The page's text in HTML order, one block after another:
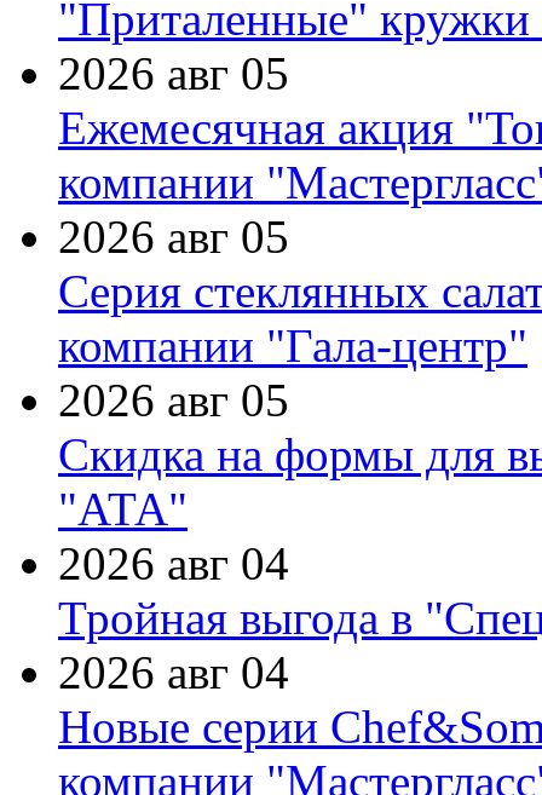
"Приталенные" кружки
2026 авг 05
Ежемесячная акция
компании
2026 авг 05
Серия стеклянных
компании "Гала-центр"
2026 авг 05
Скидка на формы для
"АТА"
2026 авг 04
Тройная выгода в
2026 авг 04
Новые серии
компании